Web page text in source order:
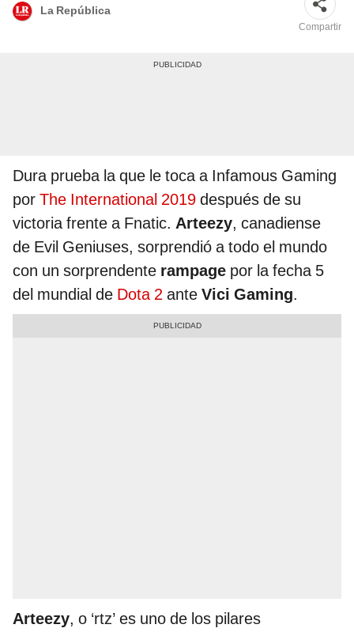
La República
Compartir
Dura prueba la que le toca a Infamous Gaming
por The International 2019 después de su
victoria frente a Fnatic. Arteezy, canadiense
de Evil Geniuses, sorprendió a todo el mundo
con un sorprendente rampage por la fecha 5
del mundial de Dota 2 ante Vici Gaming.
Arteezy, o ‘rtz’ es uno de los pilares